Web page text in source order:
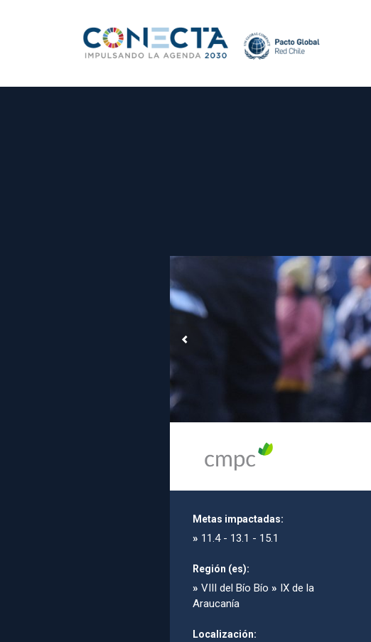
Metas impactadas:
» 11.4 - 13.1 - 15.1
Región (es):
» VIII del Bío Bío » IX de la
Araucanía
Localización: